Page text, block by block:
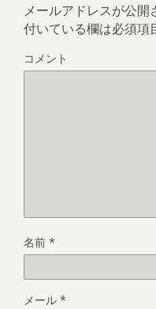
メールアドレスが公開
付いている欄は必須項
コメント
名前 *
メール *